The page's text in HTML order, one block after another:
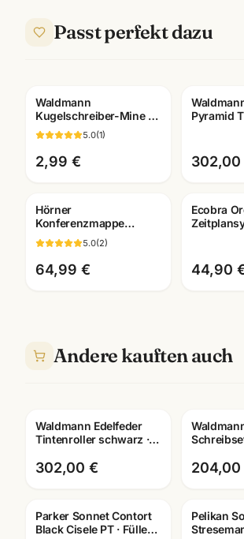
Passt perfekt dazu
Gravur
Waldmann
Kugelschreiber-Mine M
· blau/schwarz ·
Medium-Strichbreite
5.0(1)
2,99 €
Gravur
Pyramid
302,00
Hörner
Konferenzmappe
Echtleder ·
verschiedene
Ausfuehrungen ·
Bueroausstattung
5.0(2)
64,99 €
Ecobra
44,90
Andere kauften auch
Gravur
Waldmann Edelfeder
Tintenroller schwarz ·
0149 · mit Lasergravur
302,00 €
Gravur
4643/
204,00
Gravur
Parker Sonnet Contort
Black Cisele PT · Füller +
Gravur
Pelikan